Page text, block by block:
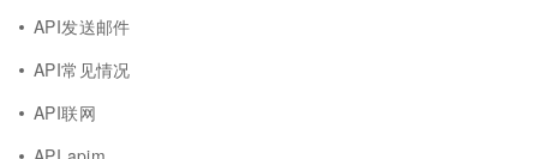
API发送邮件
API常见情况
API联网